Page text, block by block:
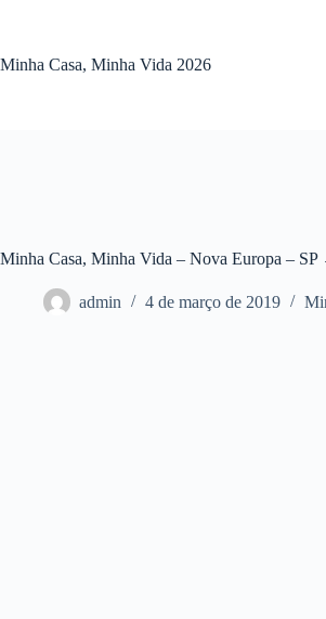
conteúdo
Minha Casa, Minha Vida 2026
Minha Casa, Minha Vida – Nova Europa –
admin 4 de março de 2019